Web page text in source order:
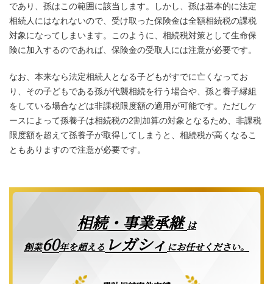
であり、孫はこの範囲に該当します。しかし、孫は基本的に法定
相続人にはなれないので、受け取った保険金は全額相続税の課税
対象になってしまいます。このように、相続税対策として生命保
険に加入するのであれば、保険金の受取人には注意が必要です。
なお、本来なら法定相続人となる子どもがすでに亡くなってお
り、その子どもである孫が代襲相続を行う場合や、孫と養子縁組
をしている場合などは非課税限度額の適用が可能です。ただしケ
ースによって孫養子は相続税の2割加算の対象となるため、非課税
限度額を超えて孫養子が取得してしまうと、相続税が高くなるこ
ともありますので注意が必要です。
相続・事業承継は
創業60年を超える レガシィ にお任せください。